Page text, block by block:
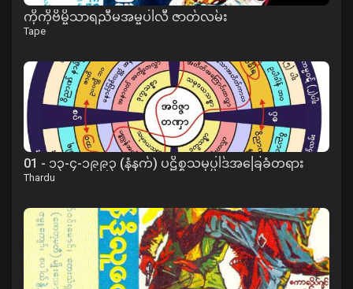
ကိုကိုဗိမ္ဗိသာရညီမအမ္ဗပါလီ ဇာတ်လမ်း
Tape
01 - ၁၃-၄-၁၉၉၃ (နံနက်) ပဋိစ္စသမုပ္ပါဒ်အခြေခံတရား
Thardu